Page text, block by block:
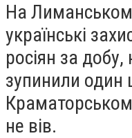
На
українські
росіян за
зупинили один
не вів.